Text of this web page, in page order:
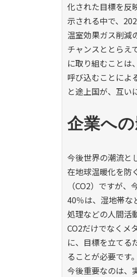
化された目標を反
示される中で、
温室効果ガス削減
チャンスととらえ
に取り組むことは
呼び込むことによ
と途上国が、互い
企業へ
今後世界の潮流と
在地球温暖化を防
（CO2）ですが
40％は、湿地帯な
処理などの人間活
CO2だけでなくメ
に、目標を立てる
ることが必要です。
今後重要なのは、